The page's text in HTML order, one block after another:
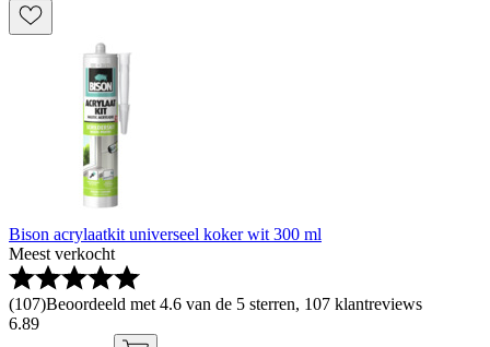
Bison acrylaatkit universeel koker wit 300 ml
Meest verkocht
(107)Beoordeeld met 4.6 van de 5 sterren, 107 klantreviews
6.89